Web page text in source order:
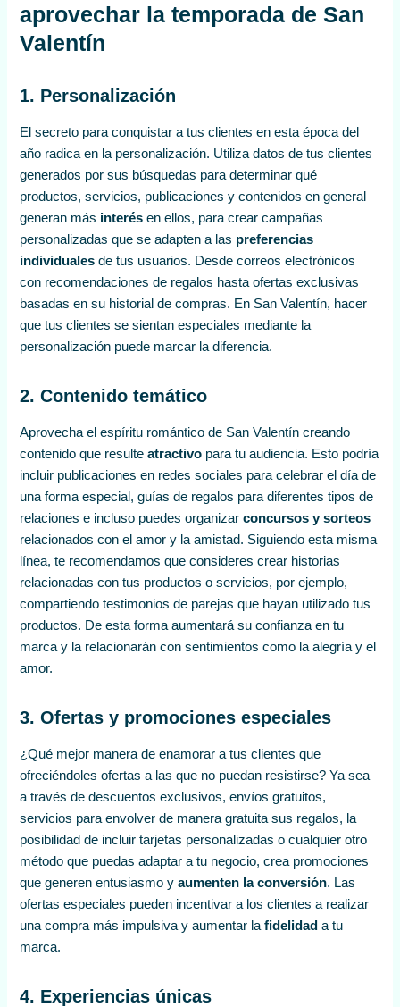
aprovechar la temporada de San
Valentín
1. Personalización
El secreto para conquistar a tus clientes en esta época del
año radica en la personalización. Utiliza datos de tus clientes
generados por sus búsquedas para determinar qué
productos, servicios, publicaciones y contenidos en general
generan más interésen ellos, para crear campañas
personalizadas que se adapten a las preferencias
individuales de tus usuarios. Desde correos electrónicos
con recomendaciones de regalos hasta ofertas exclusivas
basadas en su historial de compras. En San Valentín, hacer
que tus clientes se sientan especiales mediante la
personalización puede marcar la diferencia.
2. Contenido temático
Aprovecha el espíritu romántico de San Valentín creando
contenido que resulteatractivo para tu audiencia. Esto podría
incluir publicaciones en redes sociales para celebrar el día de
una forma especial, guías de regalos para diferentes tipos de
relaciones e incluso puedes organizarconcursos y sorteos
relacionados con el amor y la amistad. Siguiendo esta misma
línea, te recomendamos que consideres crear historias
relacionadas con tus productos o servicios, por ejemplo,
compartiendo testimonios de parejas que hayan utilizado tus
productos. De esta forma aumentará su confianza en tu
marca y la relacionarán con sentimientos como la alegría y el
amor.
3. Ofertas y promociones especiales
¿Qué mejor manera de enamorar a tus clientes que
ofreciéndoles ofertas a las que no puedan resistirse? Ya sea
a través de descuentos exclusivos, envíos gratuitos,
servicios para envolver de manera gratuita sus regalos, la
posibilidad de incluir tarjetas personalizadas o cualquier otro
método que puedas adaptar a tu negocio, crea promociones
que generen entusiasmo yaumenten la conversión. Las
ofertas especiales pueden incentivar a los clientes a realizar
una compra más impulsiva y aumentar lafidelidada tu
marca.
4. Experiencias únicas